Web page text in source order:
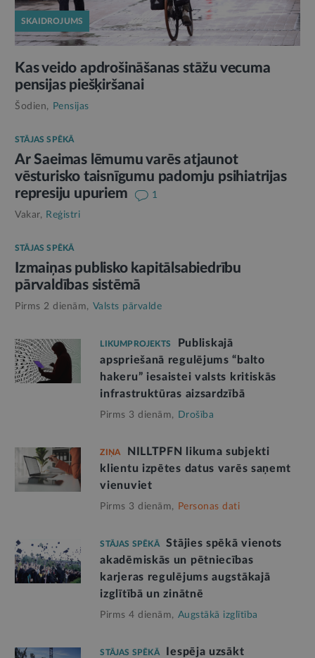
SKAIDROJUMS
Kas veido apdrošināšanas stāžu vecuma
pensijas piešķiršanai
Šodien, Pensijas
STĀJAS SPĒKĀ
Ar Saeimas lēmumu varēs atjaunot
vēsturisko taisnīgumu padomju psihiatrijas
represiju upuriem
1
Vakar, Reģistri
STĀJAS SPĒKĀ
Izmaiņas publisko kapitālsabiedrību
pārvaldības sistēmā
Pirms 2 dienām, Valsts pārvalde
LIKUMPROJEKTS
Publiskajā
apspriešanā regulējums “balto
hakeru” iesaistei valsts kritiskās
infrastruktūras aizsardzībā
Pirms 3 dienām, Drošība
ZIŅA
NILLTPFN likuma subjekti
klientu izpētes datus varēs saņemt
vienuviet
Pirms 3 dienām, Personas dati
STĀJAS SPĒKĀ
Stājies spēkā vienots
akadēmiskās un pētniecības
karjeras regulējums augstākajā
izglītībā un zinātnē
Pirms 4 dienām, Augstākā izglītība
STĀJAS SPĒKĀ
Iespēja uzsākt